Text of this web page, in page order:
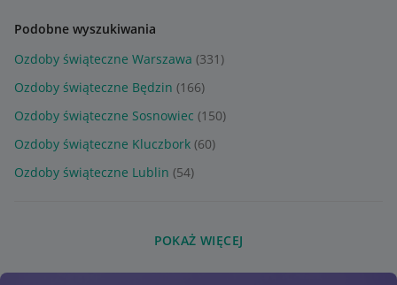
Podobne wyszukiwania
Ozdoby świąteczne Warszawa (331)
Ozdoby świąteczne Będzin (166)
Ozdoby świąteczne Sosnowiec (150)
Ozdoby świąteczne Kluczbork (60)
Ozdoby świąteczne Lublin (54)
POKAŻ WIĘCEJ